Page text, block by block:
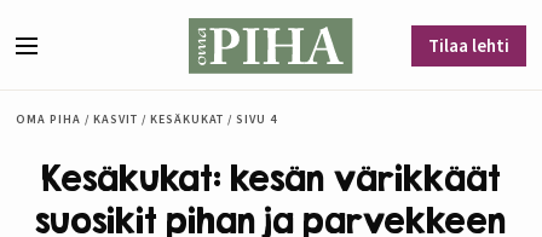
Tilaa lehti
OMA PIHA / KASVIT / KESÄKUKAT / SIVU 4
Kesäkukat: kesän värikkäät
suosikit pihan ja parvekkeen